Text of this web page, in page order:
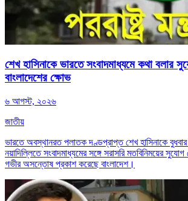
শেখ হাসিনাকে ভারতে সংবাদমাধ্যমে কথা বলার
বাংলাদেশের ক্ষোভ
৬ আগস্ট, ২০২৬
জাতীয়
ভারতে অবস্থানরত পলাতক দণ্ডপ্রাপ্ত শেখ হাসিনাকে
নয়াদিল্লিতে সংবাদমাধ্যমের সঙ্গে সরাসরি মতবিনিময়ের
গভীর অসন্তোষ প্রকাশ করেছে বাংলাদেশ।